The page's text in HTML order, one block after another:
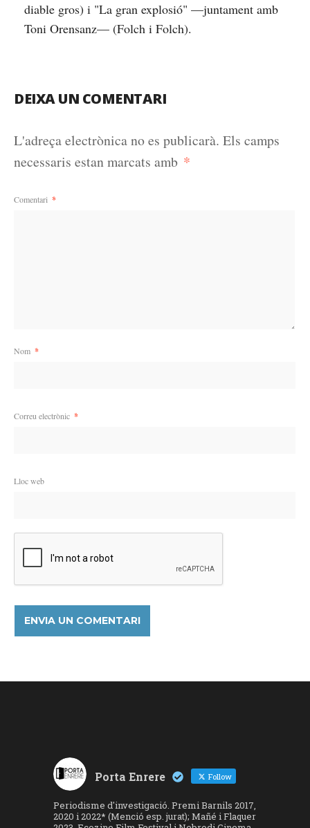
diable gros) i "La gran explosió" —juntament amb
Toni Orensanz— (Folch i Folch).
DEIXA UN COMENTARI
L'adreça electrònica no es publicarà. Els camps
necessaris estan marcats amb *
Comentari *
Nom *
Correu electrònic *
Lloc web
Porta Enrere Follow
Periodisme d'investigació. Premi Barnils 2017,
2020 i 2022* (Menció esp. jurat); Mañé i Flaquer